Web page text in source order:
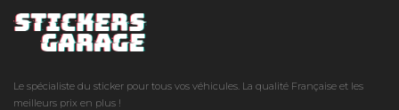
Le spécialiste du sticker pour tous vos véhicules. La qualité Française et les
meilleurs prix en plus !